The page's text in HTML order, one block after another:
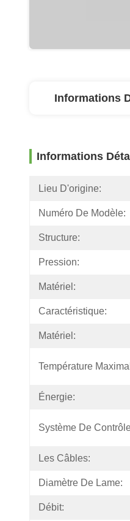
Informations
Informations
Lieu D'origine:
Numéro De Modèle:
Structure:
Pression:
Matériel:
Caractéristique:
Matériel:
Température
Énergie:
Système De
Les Câbles:
Diamètre De Lame:
Débit: